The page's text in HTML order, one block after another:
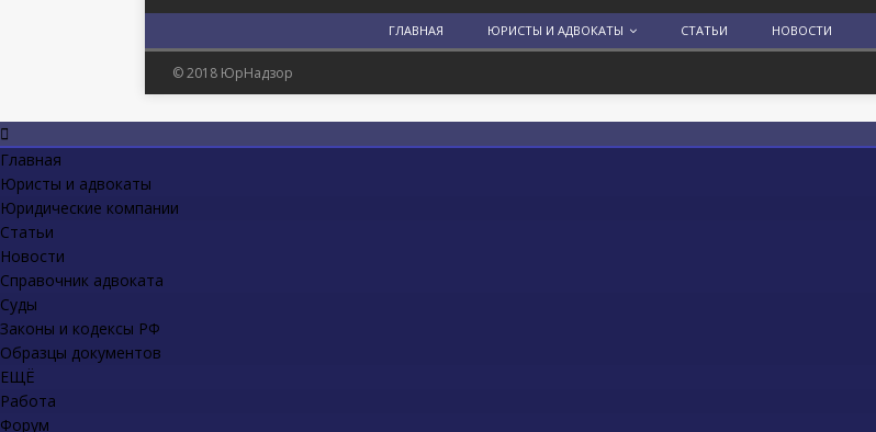
ГЛАВНАЯ ЮРИСТЫ И АДВОКАТЫ СТАТЬИ НОВОСТИ
© 2018 ЮрНадзор
Главная
Юристы и адвокаты
Юридические компании
Статьи
Новости
Справочник адвоката
Суды
Законы и кодексы РФ
Образцы документов
ЕЩЁ
Работа
Форум